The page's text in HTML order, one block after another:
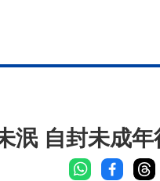
泯 自封未成